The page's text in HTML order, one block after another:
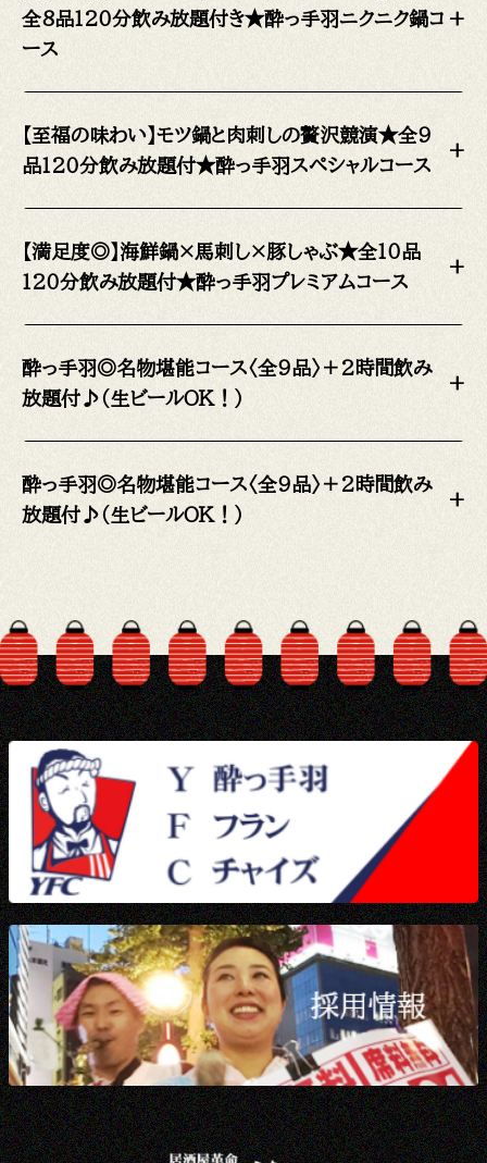
全8品120分飲み放題付き★酔っ手羽ニクニク鍋コ
ース
+
【至福の味わい】モツ鍋と肉刺しの贅沢競演★全9
品120分飲み放題付★酔っ手羽スペシャルコース
+
【満足度◎】海鮮鍋×馬刺し×豚しゃぶ★全10品
120分飲み放題付★酔っ手羽プレミアムコース
+
酔っ手羽◎名物堪能コース〈全9品〉＋2時間飲み
放題付♪（生ビールOK！）
+
酔っ手羽◎名物堪能コース〈全9品〉＋2時間飲み
放題付♪（生ビールOK！）
+